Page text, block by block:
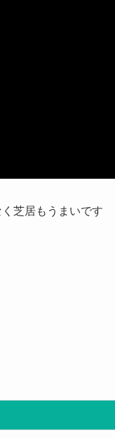
芝居もうまいです